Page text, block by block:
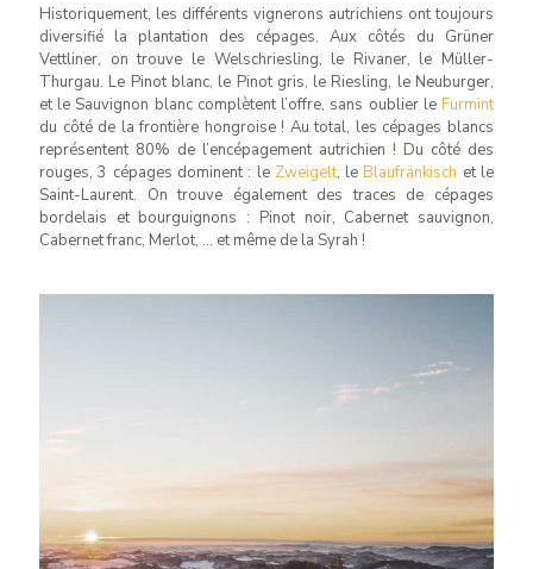
Historiquement, les différents vignerons autrichiens ont toujours
diversifié la plantation des cépages. Aux côtés du Grüner
Vettliner, on trouve le Welschriesling, le Rivaner, le Müller-
Thurgau. Le Pinot blanc, le Pinot gris, le Riesling, le Neuburger,
et le Sauvignon blanc complètent l’offre, sans oublier le Furmint
du côté de la frontière hongroise ! Au total, les cépages blancs
représentent 80% de l’encépagement autrichien ! Du côté des
rouges, 3 cépages dominent : le Zweigelt, le Blaufränkisch et le
Saint-Laurent. On trouve également des traces de cépages
bordelais et bourguignons : Pinot noir, Cabernet sauvignon,
Cabernet franc, Merlot, … et même de la Syrah !
NOS REGIONS